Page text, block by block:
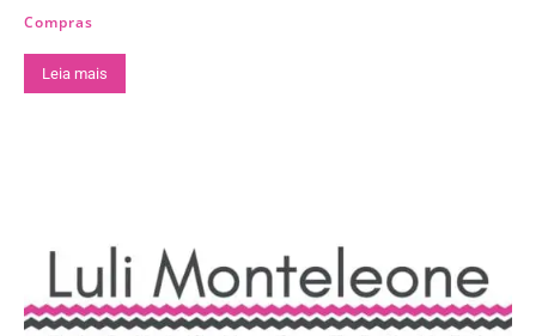
Compras
Leia mais